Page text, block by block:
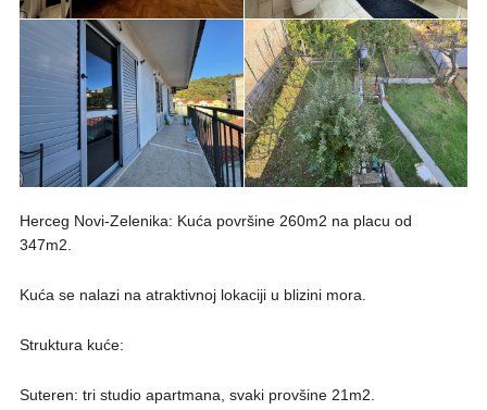
Herceg Novi-Zelenika: Kuća površine 260m2 na placu od
347m2.
Kuća se nalazi na atraktivnoj lokaciji u blizini mora.
Struktura kuće:
Suteren: tri studio apartmana, svaki provšine 21m2.